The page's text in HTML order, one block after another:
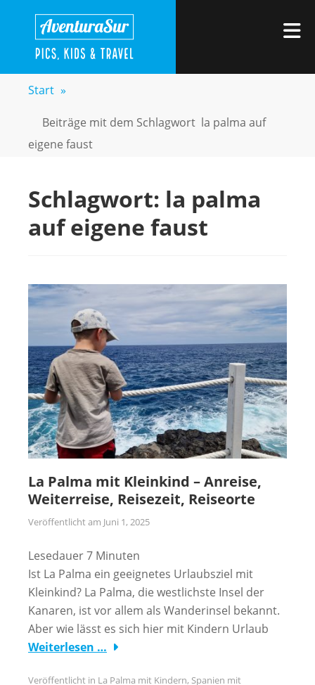
springen
AVENTURASUR
Start »
Beiträge mit dem Schlagwort la palma auf
eigene faust
Schlagwort: la palma
auf eigene faust
La Palma mit Kleinkind – Anreise,
Weiterreise, Reisezeit, Reiseorte
Veröffentlicht am Juni 1, 2025
Lesedauer7 Minuten
Ist La Palma ein geeignetes Urlaubsziel mit
Kleinkind? La Palma, die westlichste Insel der
Kanaren, ist vor allem als Wanderinsel bekannt.
Aber wie lässt es sich hier mit Kindern Urlaub
Weiterlesen …
Veröffentlicht in La Palma mit Kindern, Spanien mit